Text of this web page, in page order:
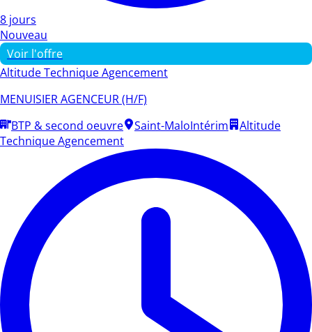
8 jours
Nouveau
Voir l'offre
Altitude Technique Agencement
MENUISIER AGENCEUR (H/F)
BTP & second oeuvre
Saint-MaloIntérim
Altitude
Technique Agencement